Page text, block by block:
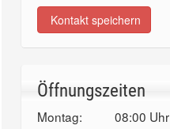
Kontakt speichern
Öffnungszeiten
Montag: 08:00 Uhr